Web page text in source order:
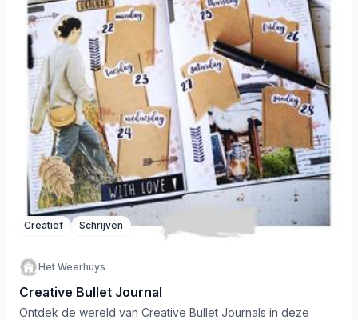
Creatief Schrijven
Het Weerhuys
Creative Bullet Journal
Ontdek de wereld van Creative Bullet Journals in deze